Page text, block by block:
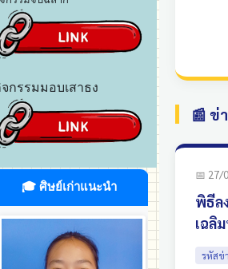
กรรมมอบเสาธง